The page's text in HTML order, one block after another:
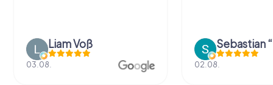
Liam Voß
03.08. 02.08.